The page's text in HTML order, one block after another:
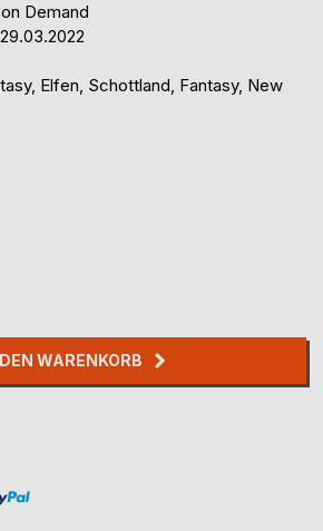
Demand
Elfen, Schottland, Fantasy, New
WARENKORB